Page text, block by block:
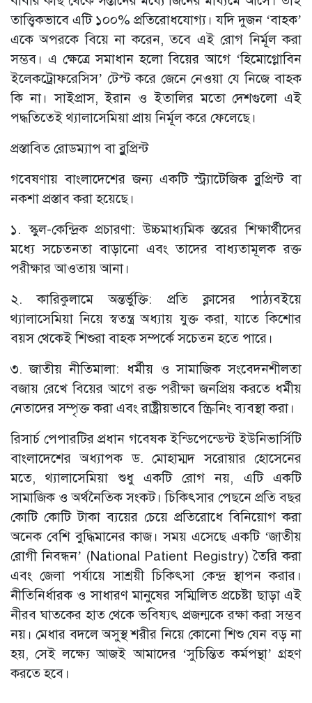
তাত্ত্বিকভাবে এটি ১০০% প্রতিরোধযোগ্য। যদি দুজন ‘বাহক’
একে অপরকে বিয়ে না করেন, তবে এই রোগ নির্মূল করা
সম্ভব। এ ক্ষেত্রে সমাধান হলো বিয়ের আগে ‘হিমোগ্লোবিন
ইলেকট্রোফরেসিস’ টেস্ট করে জেনে নেওয়া যে নিজে বাহক
কি না। সাইপ্রাস, ইরান ও ইতালির মতো দেশগুলো এই
পদ্ধতিতেই থ্যালাসেমিয়া প্রায় নির্মূল করে ফেলেছে।
প্রস্তাবিত রোডম্যাপ বা ব্লুপ্রিন্ট
গবেষণায় বাংলাদেশের জন্য একটি স্ট্র্যাটেজিক ব্লুপ্রিন্ট বা
নকশা প্রস্তাব করা হয়েছে।
১. স্কুল-কেন্দ্রিক প্রচারণা: উচ্চমাধ্যমিক স্তরের শিক্ষার্থীদের
মধ্যে সচেতনতা বাড়ানো এবং তাদের বাধ্যতামূলক রক্ত
পরীক্ষার আওতায় আনা।
২. কারিকুলামে অন্তর্ভুক্তি: প্রতি ক্লাসের পাঠ্যবইয়ে
থ্যালাসেমিয়া নিয়ে স্বতন্ত্র অধ্যায় যুক্ত করা, যাতে কিশোর
বয়স থেকেই শিশুরা বাহক সম্পর্কে সচেতন হতে পারে।
৩. জাতীয় নীতিমালা: ধর্মীয় ও সামাজিক সংবেদনশীলতা
বজায় রেখে বিয়ের আগে রক্ত পরীক্ষা জনপ্রিয় করতে ধর্মীয়
নেতাদের সম্পৃক্ত করা এবং রাষ্ট্রীয়ভাবে স্ক্রিনিং ব্যবস্থা করা।
রিসার্চ পেপারটির প্রধান গবেষক ইন্ডিপেন্ডেন্ট ইউনিভার্সিটি
বাংলাদেশের অধ্যাপক ড. মোহাম্মদ সরোয়ার হোসেনের
মতে, থ্যালাসেমিয়া শুধু একটি রোগ নয়, এটি একটি
সামাজিক ও অর্থনৈতিক সংকট। চিকিৎসার পেছনে প্রতি বছর
কোটি কোটি টাকা ব্যয়ের চেয়ে প্রতিরোধে বিনিয়োগ করা
অনেক বেশি বুদ্ধিমানের কাজ। সময় এসেছে একটি ‘জাতীয়
রোগী নিবন্ধন’ (National Patient Registry) তৈরি করা
এবং জেলা পর্যায়ে সাশ্রয়ী চিকিৎসা কেন্দ্র স্থাপন করার।
নীতিনির্ধারক ও সাধারণ মানুষের সম্মিলিত প্রচেষ্টা ছাড়া এই
নীরব ঘাতকের হাত থেকে ভবিষ্যৎ প্রজন্মকে রক্ষা করা সম্ভব
নয়। মেধার বদলে অসুস্থ শরীর নিয়ে কোনো শিশু যেন বড় না
হয়, সেই লক্ষ্যে আজই আমাদের ‘সুচিন্তিত কর্মপন্থা’ গ্রহণ
করতে হবে।